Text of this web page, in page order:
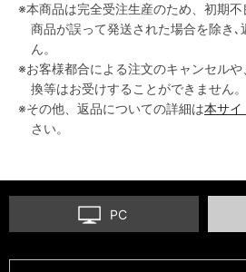
※本商品は完全受注生産のため、初期
商品が誤って発送された場合を除き
ん。
※お客様都合による注文のキャンセル
換等はお受けすることができません。
※その他、返品についての詳細は本サイ
さい。
PC